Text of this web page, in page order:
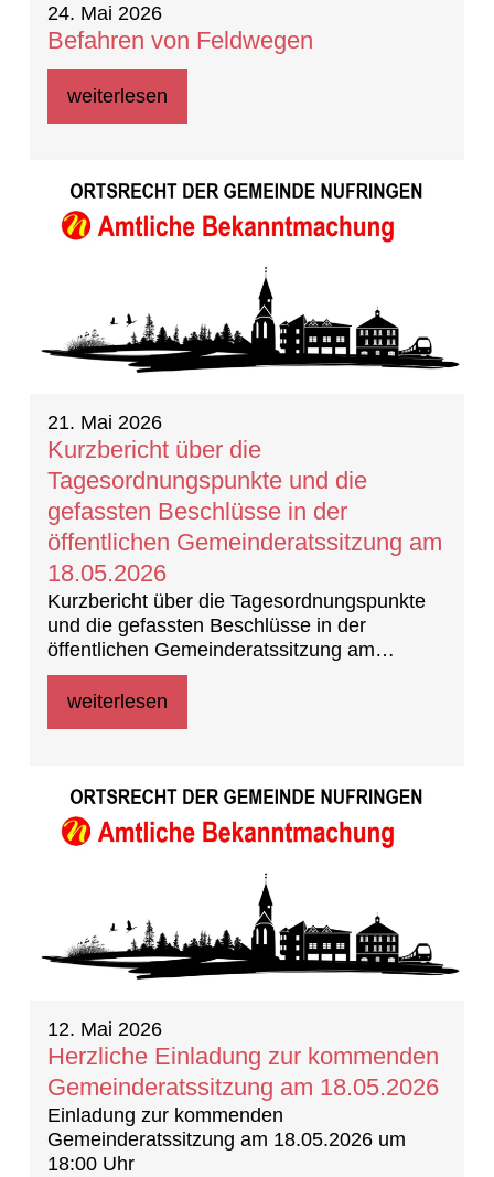
24. Mai 2026
Befahren von Feldwegen
weiterlesen
21. Mai 2026
Kurzbericht über die
Tagesordnungspunkte und die
gefassten Beschlüsse in der
öffentlichen Gemeinderatssitzung am
18.05.2026
Kurzbericht über die Tagesordnungspunkte
und die gefassten Beschlüsse in der
öffentlichen Gemeinderatssitzung am
18.05.202 (Beschlussprotokoll)
weiterlesen
12. Mai 2026
Herzliche Einladung zur kommenden
Gemeinderatssitzung am 18.05.2026
Einladung zur kommenden
Gemeinderatssitzung am 18.05.2026 um
18:00 Uhr